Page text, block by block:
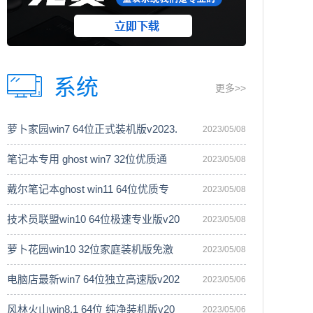
系统 更多>>
萝卜家园win7 64位正式装机版v2023. 2023/05/08
笔记本专用 ghost win7 32位优质通 2023/05/08
戴尔笔记本ghost win11 64位优质专 2023/05/08
技术员联盟win10 64位极速专业版v20 2023/05/08
萝卜花园win10 32位家庭装机版免激 2023/05/08
电脑店最新win7 64位独立高速版v202 2023/05/06
风林火山win8.1 64位 纯净装机版v20 2023/05/06